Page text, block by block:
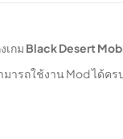
เกม Black Desert
ารถใช้งาน Mod ได้ค